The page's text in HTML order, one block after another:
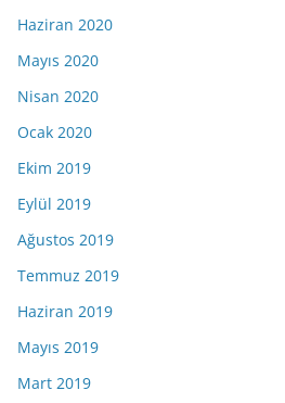
Haziran 2020
Mayıs 2020
Nisan 2020
Ocak 2020
Ekim 2019
Eylül 2019
Ağustos 2019
Temmuz 2019
Haziran 2019
Mayıs 2019
Mart 2019